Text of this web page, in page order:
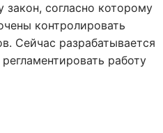
закон, согласно которому
контролировать
Сейчас разрабатывается
работу